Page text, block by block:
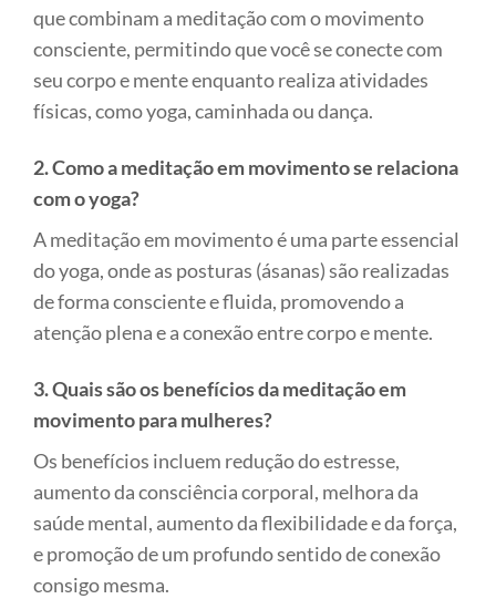
que combinam a meditação com o movimento
consciente, permitindo que você se conecte com
seu corpo e mente enquanto realiza atividades
físicas, como yoga, caminhada ou dança.
2. Como a meditação em movimento se relaciona
com o yoga?
A meditação em movimento é uma parte essencial
do yoga, onde as posturas (ásanas) são realizadas
de forma consciente e fluida, promovendo a
atenção plena e a conexão entre corpo e mente.
3. Quais são os benefícios da meditação em
movimento para mulheres?
Os benefícios incluem redução do estresse,
aumento da consciência corporal, melhora da
saúde mental, aumento da flexibilidade e da força,
e promoção de um profundo sentido de conexão
consigo mesma.